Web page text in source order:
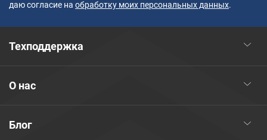
даю согласие на обработку моих персональных данных.
Блог
О нас
Техподдержка